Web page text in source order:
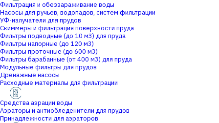
Фильтрация и обеззараживание воды
Насосы для ручьев, водопадов, систем фильтрации
УФ-излучатели для прудов
Скиммеры и фильтрация поверхности пруда
Фильтры подводные (до 10 м3) для пруда
Фильтры напорные (до 120 м3)
Фильтры проточные (до 600 м3)
Фильтры барабанные (от 400 м3) для пруда
Модульные фильтры для прудов
Дренажные насосы
Расходные материалы для фильтрации
Средства аэрации воды
Аэраторы и антиобледенители для прудов
Принадлежности для аэраторов